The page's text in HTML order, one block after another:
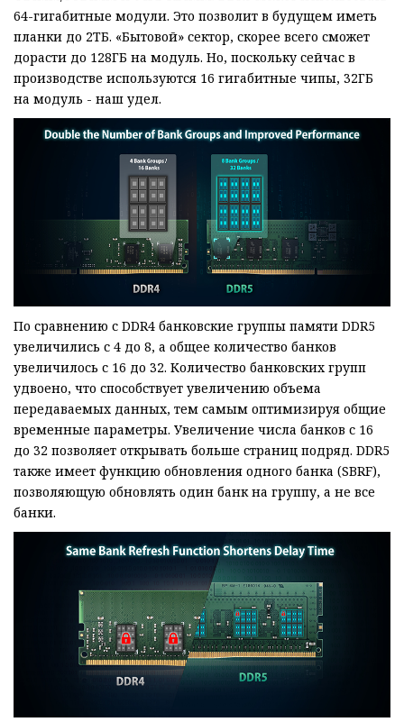
64-гигабитные модули. Это позволит в будущем иметь
планки до 2ТБ. «Бытовой» сектор, скорее всего сможет
дорасти до 128ГБ на модуль. Но, поскольку сейчас в
производстве используются 16 гигабитные чипы, 32ГБ
на модуль - наш удел.
По сравнению с DDR4 банковские группы памяти DDR5
увеличились с 4 до 8, а общее количество банков
увеличилось с 16 до 32. Количество банковских групп
удвоено, что способствует увеличению объема
передаваемых данных, тем самым оптимизируя общие
временные параметры. Увеличение числа банков с 16
до 32 позволяет открывать больше страниц подряд. DDR5
также имеет функцию обновления одного банка (SBRF),
позволяющую обновлять один банк на группу, а не все
банки.